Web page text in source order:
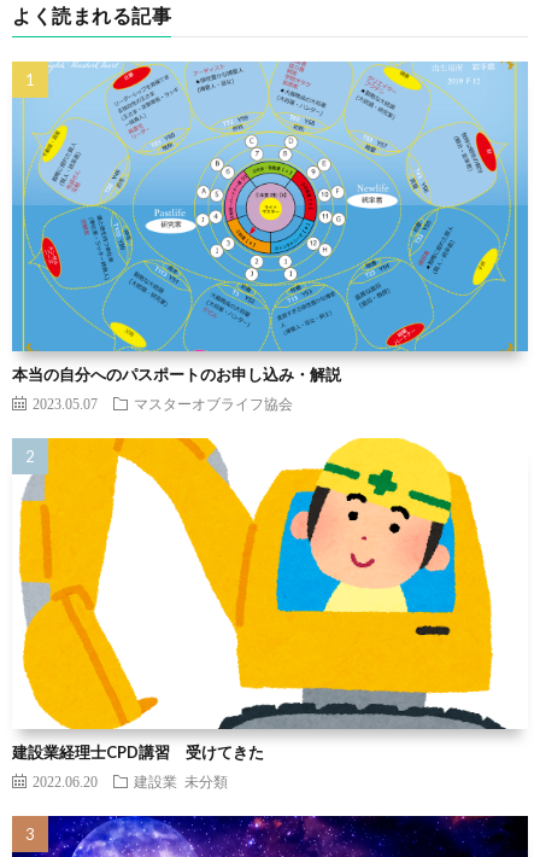
よく読まれる記事
本当の自分へのパスポートのお申し込み・解説
2023.05.07 マスターオブライフ協会
建設業経理士CPD講習 受けてきた
2022.06.20 建設業 未分類